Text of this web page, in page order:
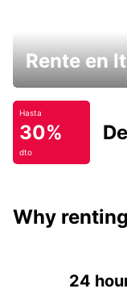
Rente en
Hasta
30%
dto
Why
24